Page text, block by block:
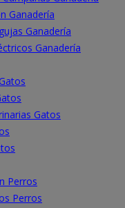
Ganadería
Ganadería
Ganadería
Gatos
Perros
Perros